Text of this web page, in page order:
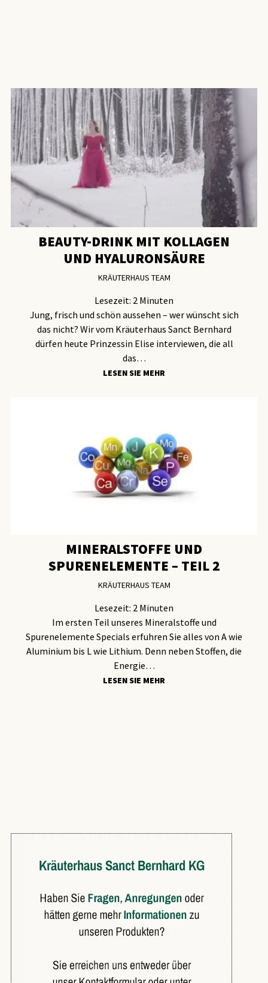
BEAUTY-DRINK MIT KOLLAGEN
UND HYALURONSÄURE
KRÄUTERHAUS TEAM
Lesezeit: 2 Minuten
Jung, frisch und schön aussehen – wer wünscht sich
das nicht? Wir vom Kräuterhaus Sanct Bernhard
dürfen heute Prinzessin Elise interviewen, die all
das…
LESEN SIE MEHR
MINERALSTOFFE UND
SPURENELEMENTE – TEIL 2
KRÄUTERHAUS TEAM
Lesezeit: 2 Minuten
Im ersten Teil unseres Mineralstoffe und
Spurenelemente Specials erfuhren Sie alles von A wie
Aluminium bis L wie Lithium. Denn neben Stoffen, die
Energie…
LESEN SIE MEHR